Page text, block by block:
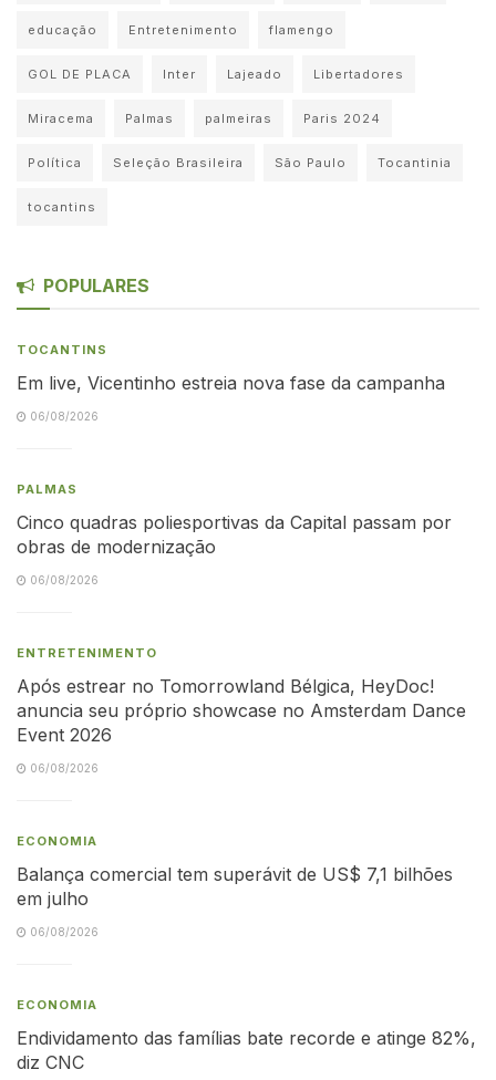
educação Entretenimento flamengo
GOL DE PLACA Inter Lajeado Libertadores
Miracema Palmas palmeiras Paris 2024
Política Seleção Brasileira São Paulo Tocantinia
tocantins
POPULARES
TOCANTINS
Em live, Vicentinho estreia nova fase da campanha
06/08/2026
PALMAS
Cinco quadras poliesportivas da Capital passam por
obras de modernização
06/08/2026
ENTRETENIMENTO
Após estrear no Tomorrowland Bélgica, HeyDoc!
anuncia seu próprio showcase no Amsterdam Dance
Event 2026
06/08/2026
ECONOMIA
Balança comercial tem superávit de US$ 7,1 bilhões
em julho
06/08/2026
ECONOMIA
Endividamento das famílias bate recorde e atinge 82%,
diz CNC